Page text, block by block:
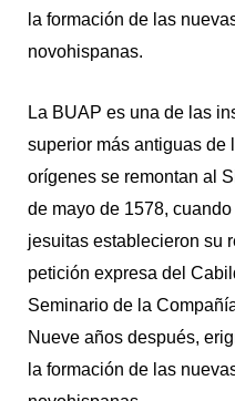
la formación de las
novohispanas.
La BUAP es una de las
superior más antiguas de
orígenes se remontan al
de mayo de 1578,
jesuitas establecieron su
petición expresa del
Seminario de la
Nueve años después,
la formación de las